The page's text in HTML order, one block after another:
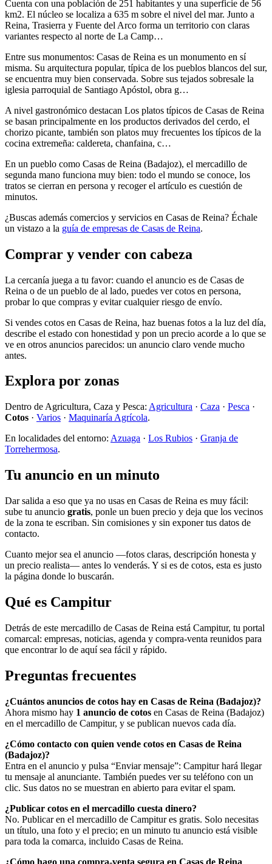
Cuenta con una población de 251 habitantes y una superficie de 56
km2. El núcleo se localiza a 635 m sobre el nivel del mar. Junto a
Reina, Trasierra y Fuente del Arco forma un territorio con claras
variantes respecto al norte de La Camp…
Entre sus monumentos: Casas de Reina es un monumento en sí
misma. Su arquitectura popular, típica de los pueblos blancos del sur,
se encuentra muy bien conservada. Sobre sus tejados sobresale la
iglesia parroquial de Santiago Apóstol, obra g…
A nivel gastronómico destacan Los platos típicos de Casas de Reina
se basan principalmente en los productos derivados del cerdo, el
chorizo picante, también son platos muy frecuentes los típicos de la
cocina extremeña: caldereta, chanfaina, c…
En un pueblo como Casas de Reina (Badajoz), el mercadillo de
segunda mano funciona muy bien: todo el mundo se conoce, los
tratos se cierran en persona y recoger el artículo es cuestión de
minutos.
¿Buscas además comercios y servicios en Casas de Reina? Échale
un vistazo a la guía de empresas de Casas de Reina.
Comprar y vender con cabeza
La cercanía juega a tu favor: cuando el anuncio es de Casas de
Reina o de un pueblo de al lado, puedes ver cotos en persona,
probar lo que compras y evitar cualquier riesgo de envío.
Si vendes cotos en Casas de Reina, haz buenas fotos a la luz del día,
describe el estado con honestidad y pon un precio acorde a lo que se
ve en otros anuncios parecidos: un anuncio claro vende mucho
antes.
Explora por zonas
Dentro de Agricultura, Caza y Pesca: Agricultura · Caza · Pesca ·
Cotos · Varios · Maquinaría Agrícola.
En localidades del entorno: Azuaga · Los Rubios · Granja de
Torrehermosa.
Tu anuncio en un minuto
Dar salida a eso que ya no usas en Casas de Reina es muy fácil:
sube tu anuncio gratis, ponle un buen precio y deja que los vecinos
de la zona te escriban. Sin comisiones y sin exponer tus datos de
contacto.
Cuanto mejor sea el anuncio —fotos claras, descripción honesta y
un precio realista— antes lo venderás. Y si es de cotos, esta es justo
la página donde lo buscarán.
Qué es Campitur
Detrás de este mercadillo de Casas de Reina está Campitur, tu portal
comarcal: empresas, noticias, agenda y compra-venta reunidos para
que encontrar lo de aquí sea fácil y rápido.
Preguntas frecuentes
¿Cuántos anuncios de cotos hay en Casas de Reina (Badajoz)?
Ahora mismo hay 1 anuncio de cotos en Casas de Reina (Badajoz)
en el mercadillo de Campitur, y se publican nuevos cada día.
¿Cómo contacto con quien vende cotos en Casas de Reina
(Badajoz)?
Entra en el anuncio y pulsa “Enviar mensaje”: Campitur hará llegar
tu mensaje al anunciante. También puedes ver su teléfono con un
clic. Sus datos no se muestran en abierto para evitar el spam.
¿Publicar cotos en el mercadillo cuesta dinero?
No. Publicar en el mercadillo de Campitur es gratis. Solo necesitas
un título, una foto y el precio; en un minuto tu anuncio está visible
para toda la comarca, incluido Casas de Reina.
¿Cómo hago una compra-venta segura en Casas de Reina